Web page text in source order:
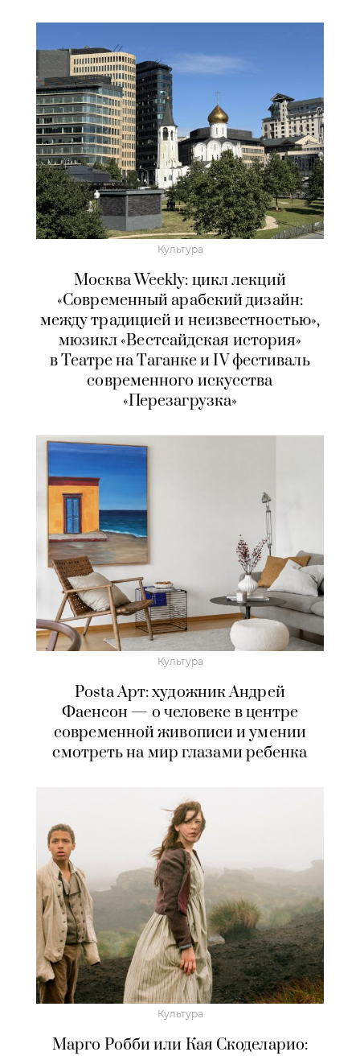
Культура
Москва Weekly: цикл лекций
«Современный арабский дизайн:
между традицией и неизвестностью»,
мюзикл «Вестсайдская история»
в Театре на Таганке и IV фестиваль
современного искусства
«Перезагрузка»
Культура
Posta Арт: художник Андрей
Фаенсон — о человеке в центре
современной живописи и умении
смотреть на мир глазами ребенка
Культура
Марго Робби или Кая Скоделарио: